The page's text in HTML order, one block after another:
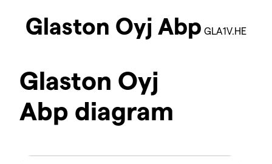
Glaston Oyj Abp GLA1V.HE
Glaston Oyj
Abp diagram